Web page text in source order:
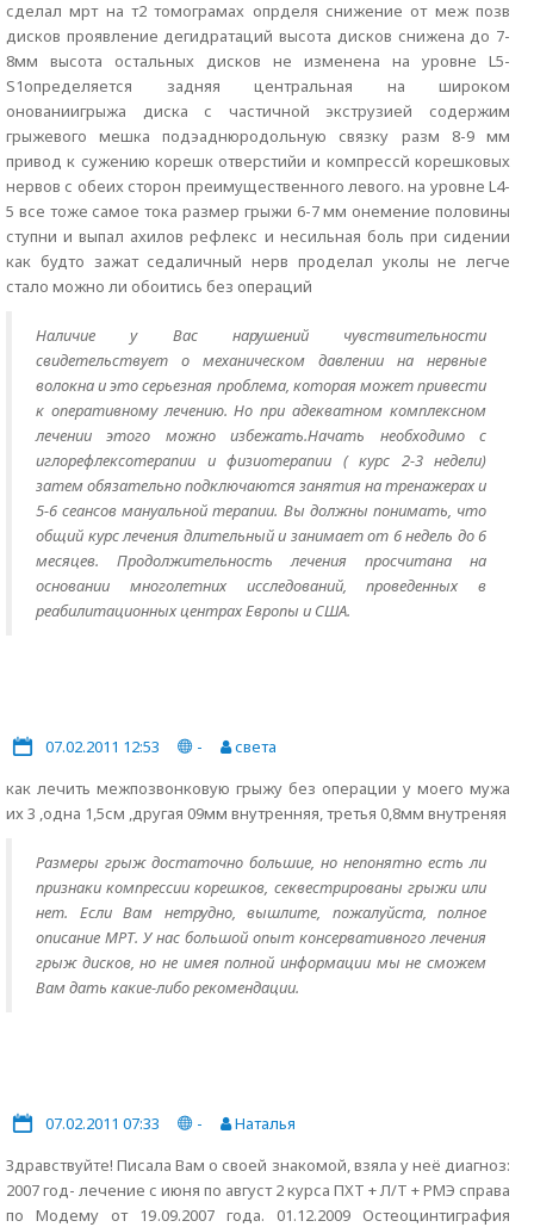
сделал мрт на т2 томограмах опрделя снижение от меж позв
дисков проявление дегидратаций высота дисков снижена до 7-
8мм высота остальных дисков не изменена на уровне L5-
S1определяется задняя центральная на широком
онованиигрыжа диска с частичной экструзией содержим
грыжевого мешка подэаднюродольную связку разм 8-9 мм
привод к сужению корешк отверстийи и компрессй корешковых
нервов с обеих сторон преимущественного левого. на уровне L4-
5 все тоже самое тока размер грыжи 6-7 мм онемение половины
ступни и выпал ахилов рефлекс и несильная боль при сидении
как будто зажат седаличный нерв проделал уколы не легче
стало можно ли обоитись без операций
Наличие у Вас нарушений чувствительности
свидетельствует о механическом давлении на нервные
волокна и это серьезная проблема, которая может привести
к оперативному лечению. Но при адекватном комплексном
лечении этого можно избежать.Начать необходимо с
иглорефлексотерапии и физиотерапии ( курс 2-3 недели)
затем обязательно подключаются занятия на тренажерах и
5-6 сеансов мануальной терапии. Вы должны понимать, что
общий курс лечения длительный и занимает от 6 недель до 6
месяцев. Продолжительность лечения просчитана на
основании многолетних исследований, проведенных в
реабилитационных центрах Европы и США.
07.02.2011 12:53 -
света
как лечить межпозвонковую грыжу без операции у моего мужа
их 3 ,одна 1,5см ,другая 09мм внутренняя, третья 0,8мм внутреняя
Размеры грыж достаточно большие, но непонятно есть ли
признаки компрессии корешков, секвестрированы грыжи или
нет. Если Вам нетрудно, вышлите, пожалуйста, полное
описание МРТ. У нас большой опыт консервативного лечения
грыж дисков, но не имея полной информации мы не сможем
Вам дать какие-либо рекомендации.
07.02.2011 07:33 -
Наталья
Здравствуйте! Писала Вам о своей знакомой, взяла у неё диагноз:
2007 год- лечение с июня по август 2 курса ПХТ + Л/Т + РМЭ справа
по Модему от 19.09.2007 года. 01.12.2009 Остеоцинтиграфия